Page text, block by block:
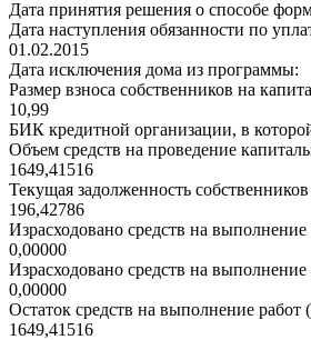
Дата принятия решения о способе
Дата наступления обязанности по
01.02.2015
Дата исключения дома из программы:
Размер взноса собственников на
10,99
БИК кредитной организации, в
Объем средств на проведение
1649,41516
Текущая задолженность
196,42786
Израсходовано средств на
0,00000
Израсходовано средств на
0,00000
Остаток средств на выполнение
1649,41516